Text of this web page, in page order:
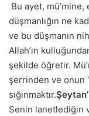
Bu ayet,
düşmanlığın ne
ve bu düşmanın
Allah’ın
şekilde öğretir.
şerrinden ve onun
sığınmaktır.
Senin lanetlediğin